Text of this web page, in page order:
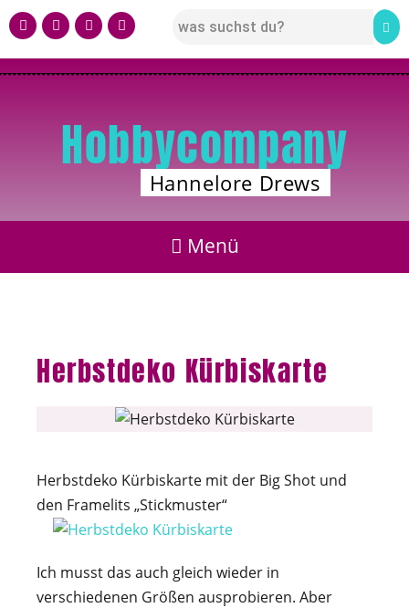
Hobbycompany
Hannelore Drews
Herbstdeko Kürbiskarte
Herbstdeko Kürbiskarte mit der Big Shot und
den Framelits „Stickmuster“
Ich musst das auch gleich wieder in
verschiedenen Größen ausprobieren. Aber